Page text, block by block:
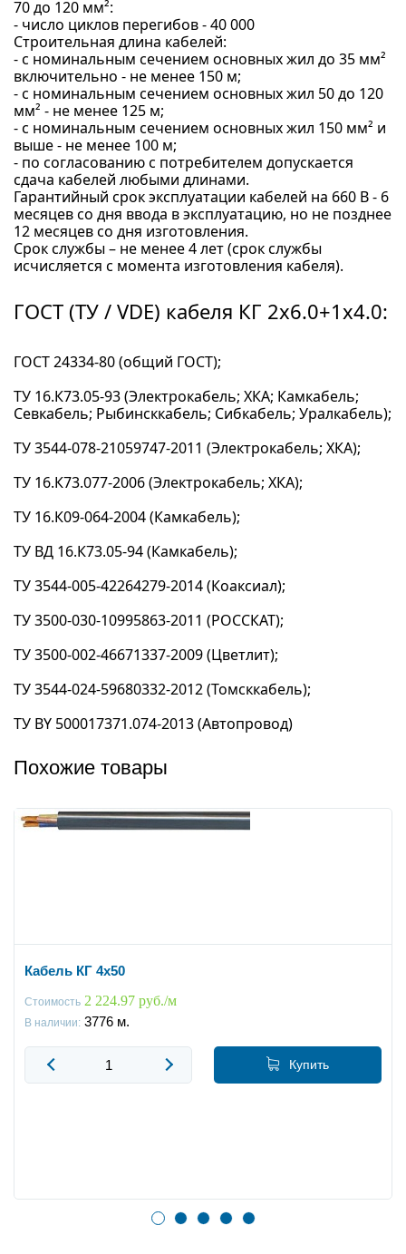
70 до 120 мм²:
- число циклов перегибов - 40 000
Строительная длина кабелей:
- с номинальным сечением основных жил до 35 мм²
включительно - не менее 150 м;
- с номинальным сечением основных жил 50 до 120
мм² - не менее 125 м;
- с номинальным сечением основных жил 150 мм² и
выше - не менее 100 м;
- по согласованию с потребителем допускается
сдача кабелей любыми длинами.
Гарантийный срок эксплуатации кабелей на 660 В - 6
месяцев со дня ввода в эксплуатацию, но не позднее
12 месяцев со дня изготовления.
Срок службы – не менее 4 лет (срок службы
исчисляется с момента изготовления кабеля).
ГОСТ (ТУ / VDE) кабеля КГ 2x6.0+1x4.0:
ГОСТ 24334-80 (общий ГОСТ);
ТУ 16.К73.05-93 (Электрокабель; ХКА; Камкабель;
Севкабель; Рыбинсккабель; Сибкабель; Уралкабель);
ТУ 3544-078-21059747-2011 (Электрокабель; ХКА);
ТУ 16.К73.077-2006 (Электрокабель; ХКА);
ТУ 16.К09-064-2004 (Камкабель);
ТУ ВД 16.К73.05-94 (Камкабель);
ТУ 3544-005-42264279-2014 (Коаксиал);
ТУ 3500-030-10995863-2011 (РОССКАТ);
ТУ 3500-002-46671337-2009 (Цветлит);
ТУ 3544-024-59680332-2012 (Томсккабель);
ТУ BY 500017371.074-2013 (Автопровод)
Похожие товары
Кабель КГ 4x50
Стоимость 2 224.97 руб./м
В наличии: 3776 м.
Купить